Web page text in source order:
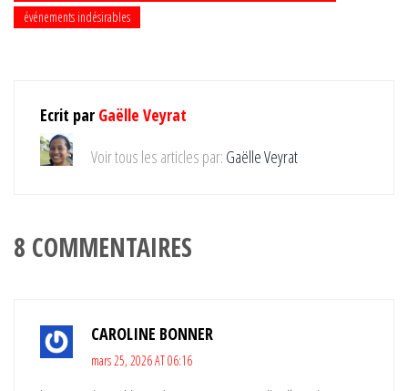
événements indésirables
Ecrit par Gaëlle Veyrat
Voir tous les articles par: Gaëlle Veyrat
8 COMMENTAIRES
CAROLINE BONNER
mars 25, 2026 AT 06:16